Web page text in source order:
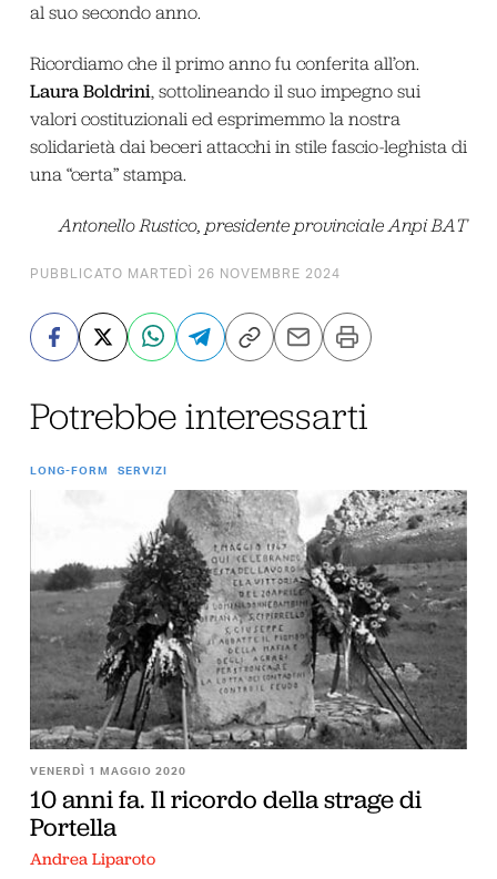
al suo secondo anno.
Ricordiamo che il primo anno fu conferita all’on.
Laura Boldrini, sottolineando il suo impegno sui
valori costituzionali ed esprimemmo la nostra
solidarietà dai beceri attacchi in stile fascio-leghista di
una “certa” stampa.
Antonello Rustico, presidente provinciale Anpi BAT
PUBBLICATO MARTEDÌ 26 NOVEMBRE 2024
Potrebbe interessarti
LONG-FORM SERVIZI
VENERDÌ 1 MAGGIO 2020
10 anni fa. Il ricordo della strage di
Portella
Andrea Liparoto